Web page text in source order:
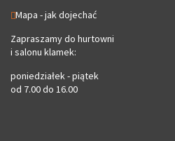
Mapa - jak dojechać
Zapraszamy do hurtowni
i salonu klamek:
poniedziałek - piątek
od 7.00 do 16.00